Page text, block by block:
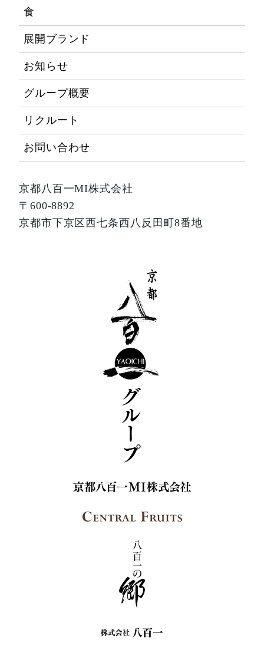
食
展開ブランド
お知らせ
グループ概要
リクルート
お問い合わせ
京都八百一MI株式会社
〒600-8892
京都市下京区西七条西八反田町8番地